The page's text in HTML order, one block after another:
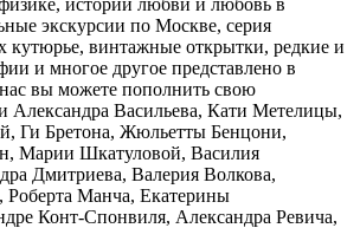
экскурсии по Москве, серия
кутюрье, винтажные открытки, редкие и
и многое другое представлено в
вы можете пополнить свою
Александра Васильева, Кати Метелицы,
Ги Бретона, Жюльетты Бенцони,
Марии Шкатуловой, Василия
Дмитриева, Валерия Волкова,
Манча, Екатерины
Конт-Спонвиля, Александра Ревича,